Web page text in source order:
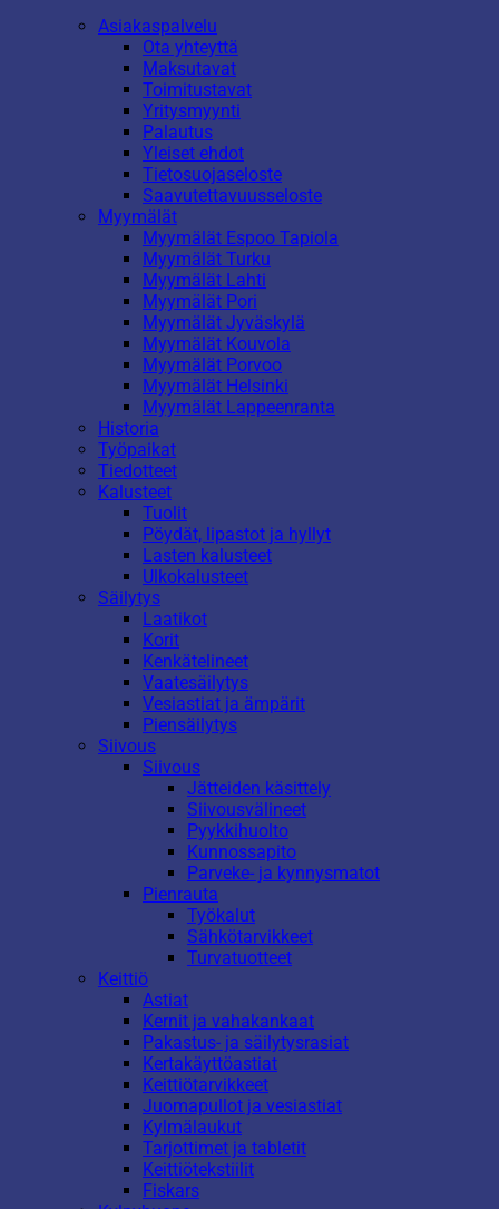
Asiakaspalvelu
Ota yhteyttä
Maksutavat
Toimitustavat
Yritysmyynti
Palautus
Yleiset ehdot
Tietosuojaseloste
Saavutettavuusseloste
Myymälät
Myymälät Espoo Tapiola
Myymälät Turku
Myymälät Lahti
Myymälät Pori
Myymälät Jyväskylä
Myymälät Kouvola
Myymälät Porvoo
Myymälät Helsinki
Myymälät Lappeenranta
Historia
Työpaikat
Tiedotteet
Kalusteet
Tuolit
Pöydät, lipastot ja hyllyt
Lasten kalusteet
Ulkokalusteet
Säilytys
Laatikot
Korit
Kenkätelineet
Vaatesäilytys
Vesiastiat ja ämpärit
Piensäilytys
Siivous
Siivous
Jätteiden käsittely
Siivousvälineet
Pyykkihuolto
Kunnossapito
Parveke- ja kynnysmatot
Pienrauta
Työkalut
Sähkötarvikkeet
Turvatuotteet
Keittiö
Astiat
Kernit ja vahakankaat
Pakastus- ja säilytysrasiat
Kertakäyttöastiat
Keittiötarvikkeet
Juomapullot ja vesiastiat
Kylmälaukut
Tarjottimet ja tabletit
Keittiötekstiilit
Fiskars